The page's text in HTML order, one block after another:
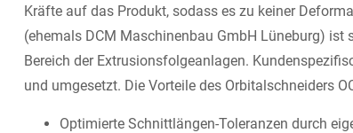
Kräfte auf das Produkt, sodass es zu keiner
(ehemals DCM Maschinenbau GmbH Lüneburg) ist
Bereich der Extrusionsfolgeanlagen.
und umgesetzt. Die Vorteile des Orbitalschneiders
Optimierte Schnittlängen-Toleranzen durch